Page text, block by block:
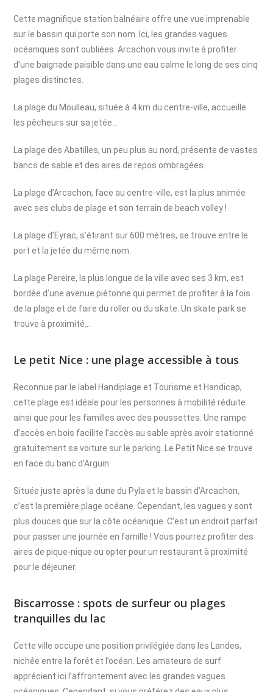
Cette magnifique station balnéaire offre une vue imprenable
sur le bassin qui porte son nom. Ici, les grandes vagues
océaniques sont oubliées. Arcachon vous invite à profiter
d’une baignade paisible dans une eau calme le long de ses cinq
plages distinctes.
La plage du Moulleau, située à 4 km du centre-ville, accueille
les pêcheurs sur sa jetée…
La plage des Abatilles, un peu plus au nord, présente de vastes
bancs de sable et des aires de repos ombragées.
La plage d’Arcachon, face au centre-ville, est la plus animée
avec ses clubs de plage et son terrain de beach volley !
La plage d’Eyrac, s’étirant sur 600 mètres, se trouve entre le
port et la jetée du même nom.
La plage Pereire, la plus longue de la ville avec ses 3 km, est
bordée d’une avenue piétonne qui permet de profiter à la fois
de la plage et de faire du roller ou du skate. Un skate park se
trouve à proximité…
Le petit Nice : une plage accessible à tous
Reconnue par le label Handiplage et Tourisme et Handicap,
cette plage est idéale pour les personnes à mobilité réduite
ainsi que pour les familles avec des poussettes. Une rampe
d’accès en bois facilite l’accès au sable après avoir stationné
gratuitement sa voiture sur le parking. Le Petit Nice se trouve
en face du banc d’Arguin.
Située juste après la dune du Pyla et le bassin d’Arcachon,
c’est la première plage océane. Cependant, les vagues y sont
plus douces que sur la côte océanique. C’est un endroit parfait
pour passer une journée en famille ! Vous pourrez profiter des
aires de pique-nique ou opter pour un restaurant à proximité
pour le déjeuner.
Biscarrosse : spots de surfeur ou plages
tranquilles du lac
Cette ville occupe une position privilégiée dans les Landes,
nichée entre la forêt et l’océan. Les amateurs de surf
apprécient ici l’affrontement avec les grandes vagues